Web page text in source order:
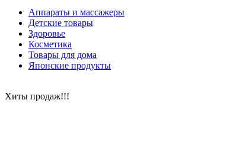
Аппараты и массажеры
Детские товары
Здоровье
Косметика
Товары для дома
Японские продукты
Хиты продаж!!!